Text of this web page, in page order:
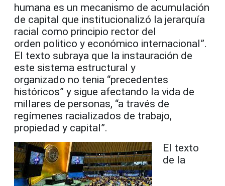
humana es un mecanismo de acumulación
de capital que institucionalizó la jerarquía
racial como principio rector del
orden politico y económico internacional”.
El texto subraya que la instauración de
este sistema estructural y
organizado no tenia “precedentes
históricos” y sigue afectando la vida de
millares de personas, “a través de
regímenes racializados de trabajo,
propiedad y capital”.
El texto
de la